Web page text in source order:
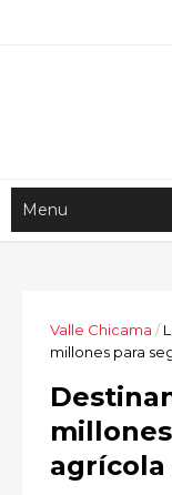
Valle Chicama /
millones para